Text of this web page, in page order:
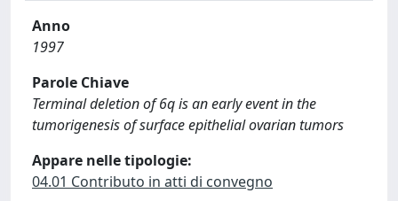
Anno
1997
Parole Chiave
Terminal deletion of 6q is an early event in the
tumorigenesis of surface epithelial ovarian tumors
Appare nelle tipologie:
04.01 Contributo in atti di convegno